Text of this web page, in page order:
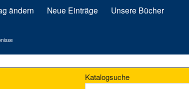
ändern Neue Einträge Unsere Bücher
Katalogsuche